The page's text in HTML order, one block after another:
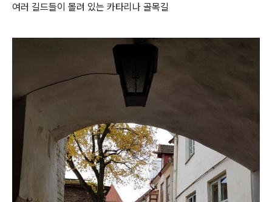
여러 길드들이 몰려 있는 카타리나 골목길